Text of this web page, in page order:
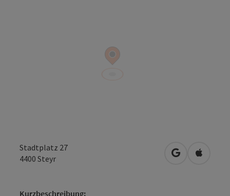
Stadtplatz 27
4400 Steyr in Google
in
Kurzbeschreibung: